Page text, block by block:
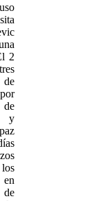
2
de
de
y
de